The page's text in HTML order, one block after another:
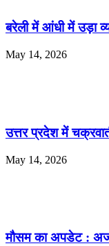
बरेली में आंधी में उड़ा
May 14, 2026
उत्तर प्रदेश में
May 14, 2026
मौसम का अपडेट :